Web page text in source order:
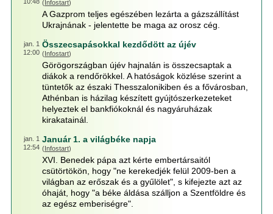
(Infostart)
A Gazprom teljes egészében lezárta a gázszállítást
Ukrajnának - jelentette be maga az orosz cég.
jan. 1
12:00
Összecsapásokkal kezdődött az újév
(Infostart)
Görögországban újév hajnalán is összecsaptak a
diákok a rendőrökkel. A hatóságok közlése szerint a
tüntetők az északi Thesszalonikiben és a fővárosban,
Athénban is házilag készített gyújtószerkezeteket
helyeztek el bankfiókoknál és nagyáruházak
kirakatainál.
jan. 1
12:54
Január 1. a világbéke napja
(Infostart)
XVI. Benedek pápa azt kérte embertársaitól
csütörtökön, hogy "ne kerekedjék felül 2009-ben a
világban az erőszak és a gyűlölet", s kifejezte azt az
óhaját, hogy "a béke áldása szálljon a Szentföldre és
az egész emberiségre".